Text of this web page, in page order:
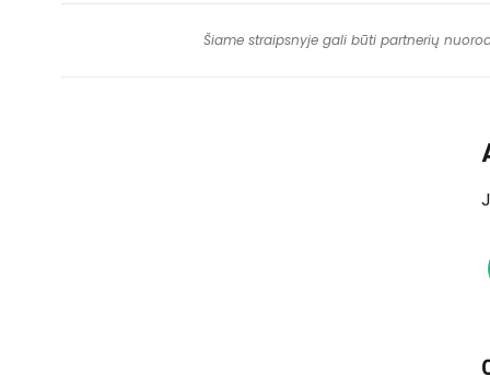
Šiame straipsnyje gali būti partnerių